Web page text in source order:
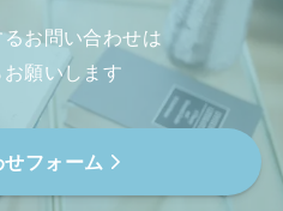
お問い合わせは
お願いします
フォーム